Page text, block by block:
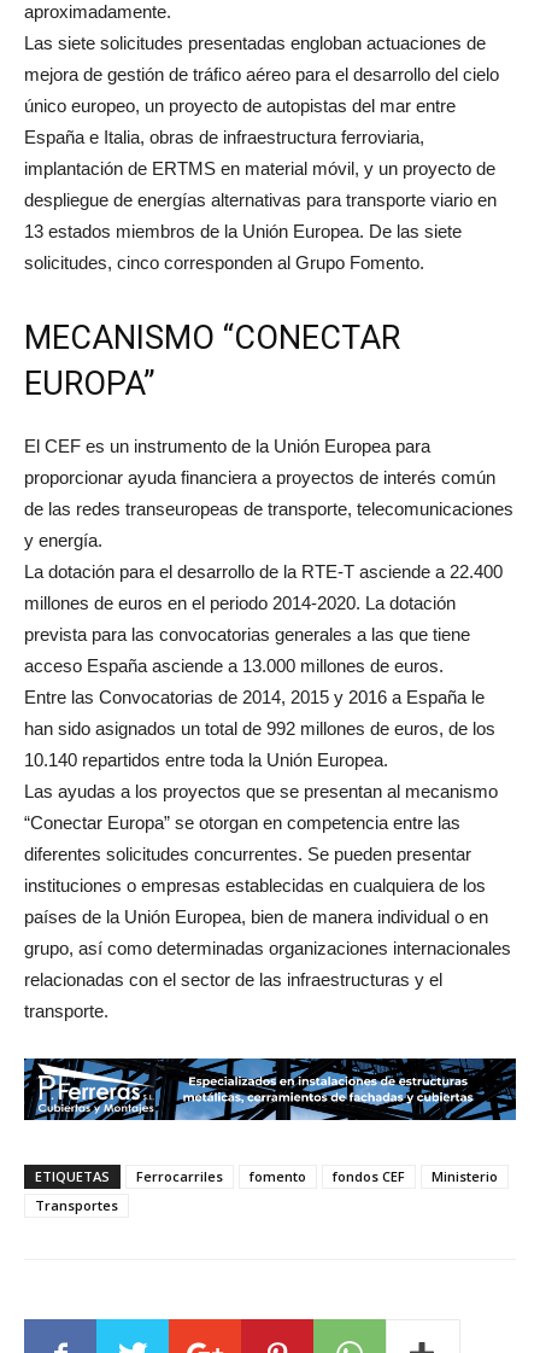
aproximadamente.
Las siete solicitudes presentadas engloban actuaciones de
mejora de gestión de tráfico aéreo para el desarrollo del cielo
único europeo, un proyecto de autopistas del mar entre
España e Italia, obras de infraestructura ferroviaria,
implantación de ERTMS en material móvil, y un proyecto de
despliegue de energías alternativas para transporte viario en
13 estados miembros de la Unión Europea. De las siete
solicitudes, cinco corresponden al Grupo Fomento.
MECANISMO “CONECTAR
EUROPA”
El CEF es un instrumento de la Unión Europea para
proporcionar ayuda financiera a proyectos de interés común
de las redes transeuropeas de transporte, telecomunicaciones
y energía.
La dotación para el desarrollo de la RTE-T asciende a 22.400
millones de euros en el periodo 2014-2020. La dotación
prevista para las convocatorias generales a las que tiene
acceso España asciende a 13.000 millones de euros.
Entre las Convocatorias de 2014, 2015 y 2016 a España le
han sido asignados un total de 992 millones de euros, de los
10.140 repartidos entre toda la Unión Europea.
Las ayudas a los proyectos que se presentan al mecanismo
“Conectar Europa” se otorgan en competencia entre las
diferentes solicitudes concurrentes. Se pueden presentar
instituciones o empresas establecidas en cualquiera de los
países de la Unión Europea, bien de manera individual o en
grupo, así como determinadas organizaciones internacionales
relacionadas con el sector de las infraestructuras y el
transporte.
ETIQUETAS Ferrocarriles fomento fondos CEF
Ministerio
Transportes